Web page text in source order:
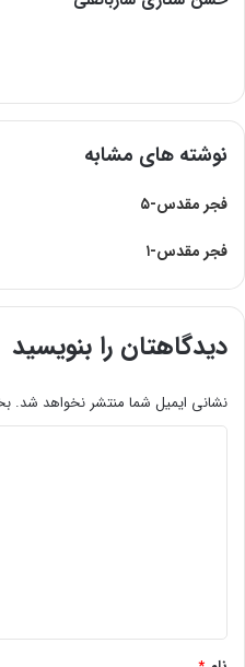
نوشته های مشابه
فجر مقدس-۵
فجر مقدس-۱
دیدگاهتان را بنویسید
نشانی ایمیل شما منتشر نخواهد شد.
*